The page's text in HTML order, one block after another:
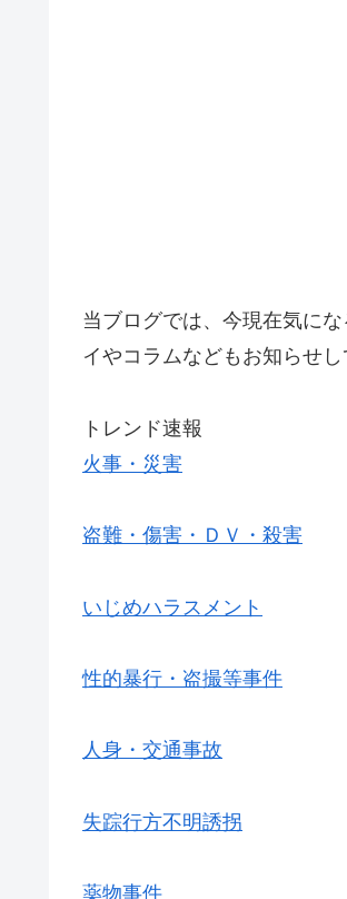
当ブログでは、今現在気に
イやコラムなどもお知らせし
トレンド速報
火事・災害
盗難・傷害・ＤＶ・殺害
いじめハラスメント
性的暴行・盗撮等事件
人身・交通事故
失踪行方不明誘拐
薬物事件